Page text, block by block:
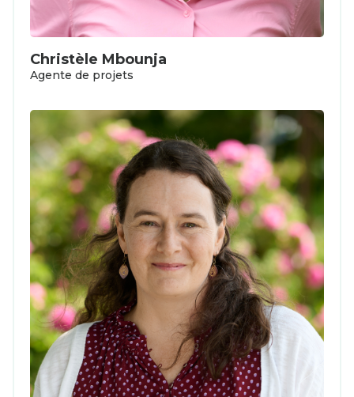
Christèle Mbounja
Agente de projets